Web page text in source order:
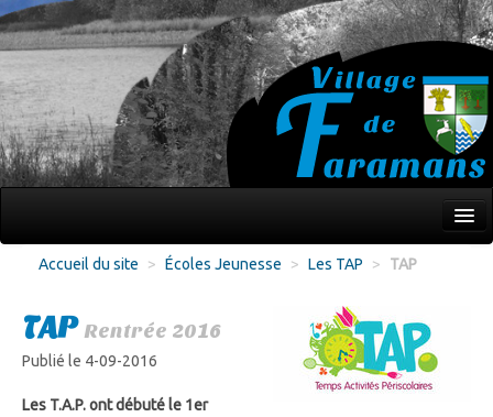
Culture Loisirs
Accueil du site > Écoles Jeunesse > Les TAP > TAP
TAP Rentrée 2016
Publié le 4-09-2016
Les T.A.P. ont débuté le 1er